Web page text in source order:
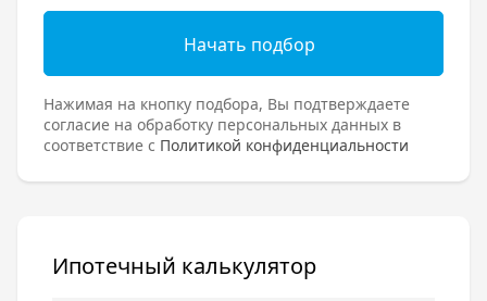
Начать подбор
Нажимая на кнопку подбора, Вы подтверждаете
согласие на обработку персональных данных в
соответствие с Политикой конфиденциальности
Ипотечный калькулятор